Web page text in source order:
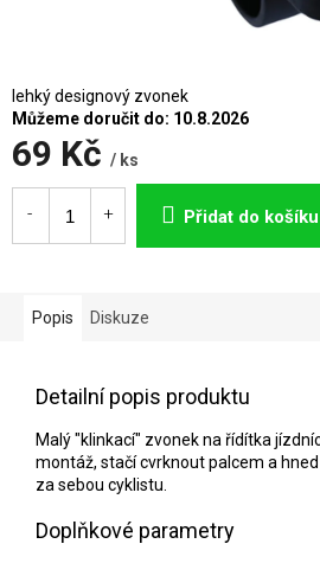
69 Kč / ks
Měrná
cena:
Můžeme doručit do: 10.8.2026
Přidat do košíku
lehký designový zvonek
Popis Diskuze
Detailní popis produktu
Malý "klinkací" zvonek na řídítka
montáž, stačí cvrknout palcem a
za sebou cyklistu.
Doplňkové parametry